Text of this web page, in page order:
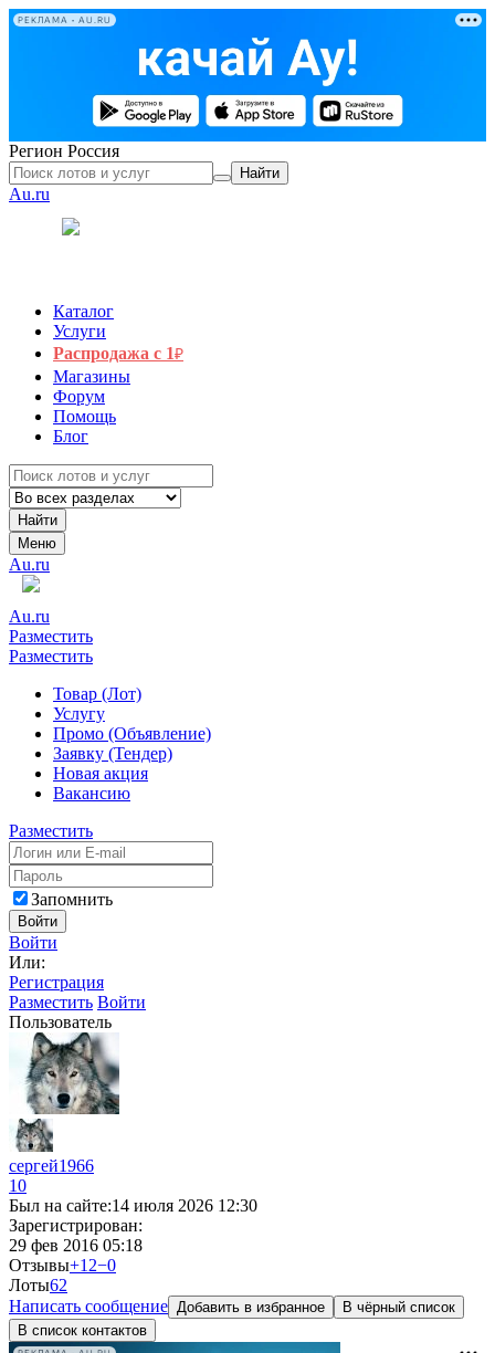
РЕКЛАМА • AU.RU
Регион Россия
Найти
Au.ru
Каталог
Услуги
Распродажа с 1₽
Магазины
Форум
Помощь
Блог
Найти
Меню
Au.ru
Au.ru
Разместить
Разместить
Товар (Лот)
Услугу
Промо (Объявление)
Заявку (Тендер)
Новая акция
Вакансию
Разместить
Запомнить
Войти
Войти
Или:
Регистрация
Разместить Войти
Пользователь
сергей1966
10
Был на сайте:14 июля 2026 12:30
Зарегистрирован:
29 фев 2016 05:18
Отзывы+12−0
Лоты62
Написать сообщение Добавить в избранное
В чёрный список
В список контактов